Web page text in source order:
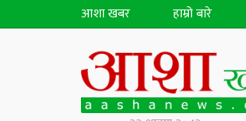
आशा खबर हाम्रो बारे